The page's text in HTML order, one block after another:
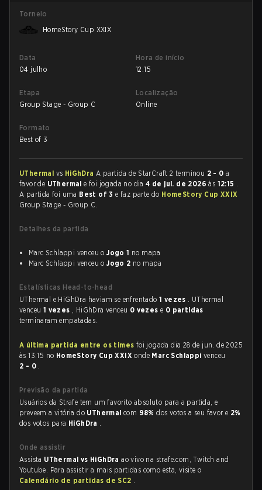
Torneio
HomeStory Cup XXIX
Data
04 julho
Hora de início
12:15
Etapa
Group Stage - Group C
Localização
Online
Formato
Best of 3
UThermal vs HiGhDraA partida de StarCraft 2 terminou 2 - 0 a
favor de UThermale foi jogada no dia4 de jul. de 2026às 12:15 .
A partida foi uma Best of 3e faz parte do HomeStory Cup XXIX
Group Stage - Group C.
Detalhes da partida
Marc Schlappi venceu oJogo 1 no mapa
Marc Schlappi venceu oJogo 2 no mapa
Estatísticas Head-to-head
UThermal e HiGhDra haviam se enfrentado 1 vezes . UThermal
venceu 1 vezes , HiGhDra venceu 0 vezese 0 partidas
terminaram empatadas.
A última partida entre os times foi jogada dia 28 de jun. de 2025
às 13:15 no HomeStory Cup XXIXonde Marc Schlappivenceu
2 - 0 .
Previsão da partida
Usuários da Strafe tem um favorito absoluto para a partida, e
preveem a vitória do UThermalcom 98%dos votos a seu favor e 2%
dos votos para HiGhDra .
Onde assistir
Assista UThermal vs HiGhDraao vivo na strafe.com, Twitch and
Youtube. Para assistir a mais partidas como esta, visite o
Calendário de partidas de SC2 .